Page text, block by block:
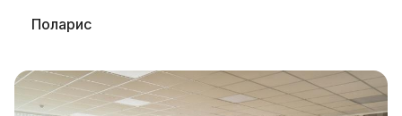
Поларис